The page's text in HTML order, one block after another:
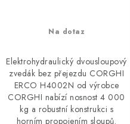
Na dotaz
Elektrohydraulický dvousloupový
zvedák bez přejezdu CORGHI
ERCO H4002N od výrobce
CORGHI nabízí nosnost 4 000
kg a robustní konstrukci s
horním propojením sloupů.